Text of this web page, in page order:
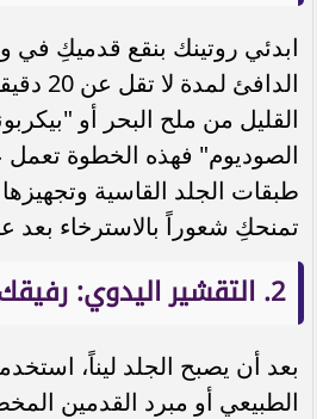
ابدئي روتينك بنقع قدميكِ في
الدافئ
القليل من ملح البحر أو
الصوديوم" فهذه الخطوة
طبقات الجلد القاسية وتجهيزها
تمنحكِ شعوراً بالاسترخاء بعد
2. التقشير اليدوي: رفيقك "حجر الخفاف"
بعد أن يصبح الجلد ليناً،
الطبيعي أو مبرد القدمين